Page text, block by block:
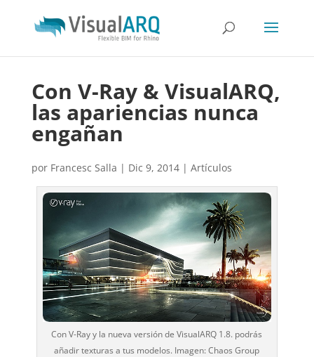
Con V-Ray & VisualARQ,
las apariencias nunca
engañan
por Francesc Salla | Dic 9, 2014| Artículos
Con V-Ray y la nueva versión de VisualARQ 1.8. podrás
añadir texturas a tus modelos. Imagen: Chaos Group